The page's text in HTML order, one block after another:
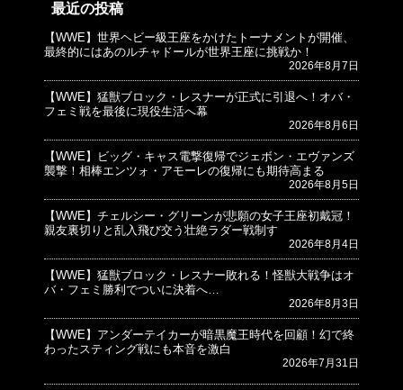
最近の投稿
【WWE】世界ヘビー級王座をかけたトーナメントが開催、
最終的にはあのルチャドールが世界王座に挑戦か！
2026年8月7日
【WWE】猛獣ブロック・レスナーが正式に引退へ！オバ・
フェミ戦を最後に現役生活へ幕
2026年8月6日
【WWE】ビッグ・キャス電撃復帰でジェボン・エヴァンズ
襲撃！相棒エンツォ・アモーレの復帰にも期待高まる
2026年8月5日
【WWE】チェルシー・グリーンが悲願の女子王座初戴冠！
親友裏切りと乱入飛び交う壮絶ラダー戦制す
2026年8月4日
【WWE】猛獣ブロック・レスナー敗れる！怪獣大戦争はオ
バ・フェミ勝利でついに決着へ…
2026年8月3日
【WWE】アンダーテイカーが暗黒魔王時代を回顧！幻で終
わったスティング戦にも本音を激白
2026年7月31日
© プロレスJunkie ～WWEの最新情報 USA～